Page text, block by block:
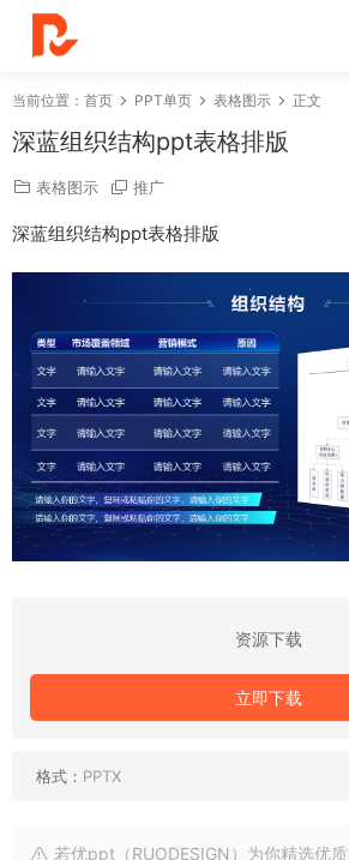
当前位置： 首页 PPT单页 表格图示 正文
深蓝组织结构ppt表格排版
表格图示 推广
深蓝组织结构ppt表格排版
资源下载
立即下载
格式： PPTX
若优ppt（RUODESIGN）为你精选优